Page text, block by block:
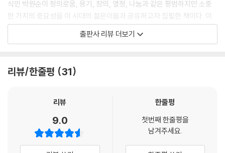
해할 수 없는 일이었습니다. 다들 의아하게 생각했고, 꿍꿍이가 있을 거라
는 음모론도 등장했습니다. 누군가는 ‘밀실 담합’이니 ‘정치 쇼’니 하며 폄
하하기도 했습니다. 하지만 중요한 것은 대다수의 사람들에게 안철수 원장
의 결단은 신선한 충격이자, 깨달음이었다는 사실입니다. ‘정치판’이라 조
망이 있다는 깨달음이 분명 그 사건 안에 있었습니다. 이 사건은 서로에 대
없이 받아들이기 힘든 세상입니다. 우리네 삶이 지향해야 할 마땅한 가치
들은 경제논리 속에 갇혀 있습니다. 보이는 것을 의심하고, 들리는 것도 의
심하고, 그렇게 진심도 의심하며 잇속을 챙기는 게 바람직한 것처럼 여겨
지는 슬픈 세상입니다. 우리의 합의가 순수하게 받아들여지기까지 시간이
식인 박원순이 정의로움, 용기, 창의, 열정, 나눔과 같은 평범하지만 소중
한 가치의 중요성을 이 시대의 젊은이들과 공유하고자 집필한 책이다. 이
책에서 그는 너무나 평범해 보이는 25가지 가치들이 한국 사회를 얼마나
풍요롭게 만들 수 있는지를 정의, 상상, 함께, 겸허, 놓음이라는 5가지 키
가치를 회복해야 대한민국이 살아난다!
몇 년 전까지만 해도 휴대전화 사용료에 ‘전파 사용료’라는 명목의 요금이
일괄징수되었다는 사실을 알고 있는지? 한 달에 1만 3,000원이나 되었던
요금내역은 당시 박원순이 사무처장으로 있던 참여연대의 이의제기로 법
출판사 리뷰 더보기
리뷰/한줄평 31
리뷰
9.0
한줄평
첫번째 한줄평을
남겨주세요.